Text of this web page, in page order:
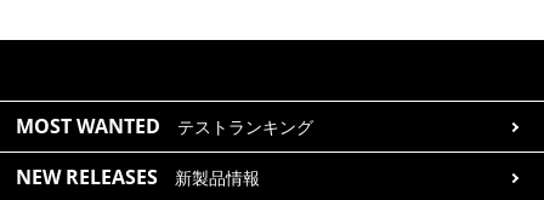
MOST WANTED テストランキング
NEW RELEASES 新製品情報